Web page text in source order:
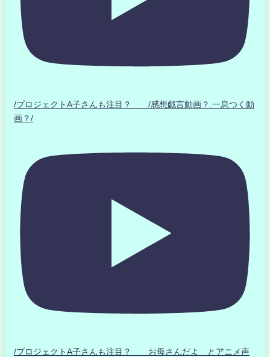
/プロジェクトA子さんも注目？ /感想戯言動画？.一息つく動
画？/
/プロジェクトA子さんも注目？ お母さんだよ とアニメ声